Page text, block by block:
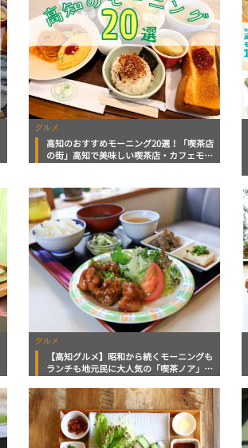
グルメ
高知のおすすめモーニング20選！「喫茶店
の街」高知で美味しい喫茶店・カフェモー
グルメ
【高知グルメ】昭和から続くモーニングも
ランチも地元民に大人気の「喫茶ノア」地